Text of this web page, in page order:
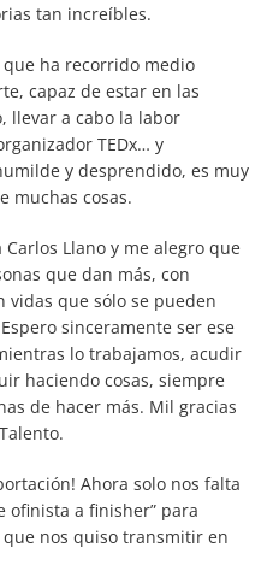
tan increíbles.
ha recorrido medio
capaz de estar en las
llevar a cabo la labor
TEDx… y
y desprendido, es muy
muchas cosas.
Llano y me alegro que
que dan más, con
que sólo se pueden
sinceramente ser ese
lo trabajamos, acudir
haciendo cosas, siempre
de hacer más. Mil gracias
Ahora solo nos falta
ofinista a finisher” para
nos quiso transmitir en